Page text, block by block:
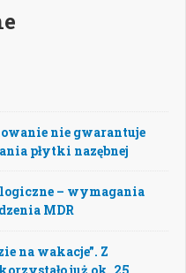
nie gwarantuje
płytki nazębnej
– wymagania
MDR
na wakacje”. Z
już ok. 25